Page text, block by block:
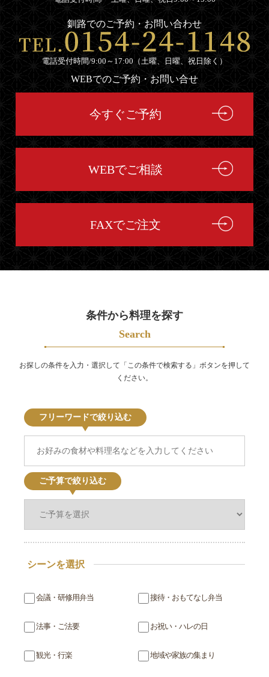
ら
せ
サ
イ
マ
ッ
プ
釧路でのご予約・お問い合わせ
電話受付時間/9:00～17:00（土曜、日曜、祝日除く）
WEBでのご予約・お問い合せ
今すぐご予約
WEBでご相談
FAXでご注文
条件から料理を探す
Search
お探しの条件を入力・選択して「この条件で検索する」ボタンを押して
ください。
フリーワードで絞り込む
ご予算で絞り込む
シーンを選択
会議・研修用弁当 接待・おもてなし弁当
法事・ご法要 お祝い・ハレの日
観光・行楽 地域や家族の集まり